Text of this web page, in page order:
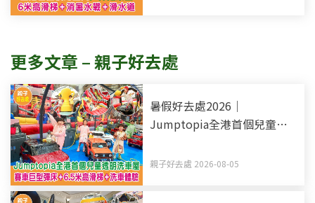
更多文章 – 親子好去處
暑假好去處2026｜
Jumptopia全港首個兒童透
米高滑梯+洗車體驗
親子好去處 2026-08-05